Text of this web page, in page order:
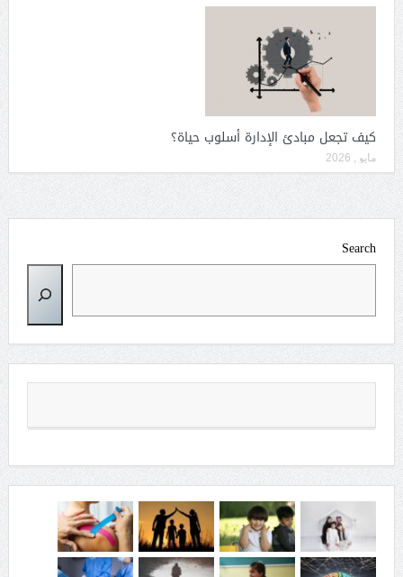
كيف تجعل مبادئ الإدارة أسلوب حياة؟
مايو , 2026
Search